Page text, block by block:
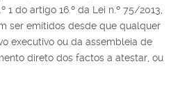
1 do artigo 16.º da Lei n.º 75/2013,
ser emitidos desde que qualquer
executivo ou da assembleia de
direto dos factos a atestar, ou